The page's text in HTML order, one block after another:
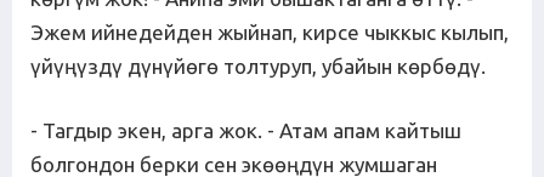
Эжем ийнедейден жыйнап, кирсе чыккыс кылып,
үйүңүздү дүнүйөгө толтуруп, убайын көрбөдү.
- Тагдыр экен, арга жок. - Атам апам кайтыш
болгондон берки сен экөөңдүн жумшаган